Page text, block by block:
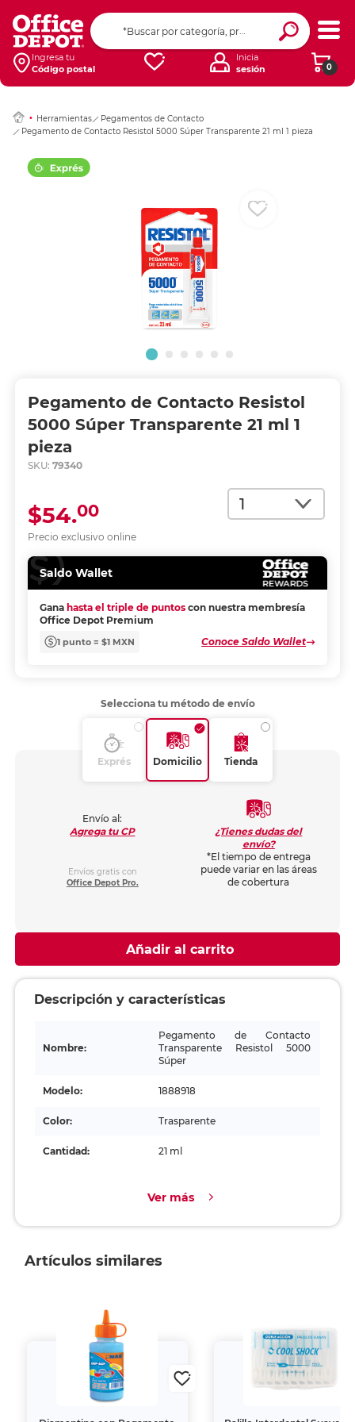
Ingresa tu
Código postal
0
Inicia
sesión
Herramientas
Pegamentos de Contacto
Pegamento de Contacto Resistol 5000 Súper Transparente 21 ml 1 pieza
Pegamento de Contacto Resistol
5000 Súper Transparente 21 ml 1
pieza
SKU: 79340
Cantidad
Precio exclusivo online
$54.00
Saldo Wallet
Gana hasta el triple de puntos con nuestra membresía
Office Depot Premium
1 punto = $1 MXN Conoce Saldo Wallet
Ingresar Codigo
Selecciona tu método de envío
Exprés Domicilio Tienda
Envío al:
Agrega tu CP
Envíos gratis con
Office Depot Pro.
¿Tienes dudas del
envío?
*El tiempo de entrega
puede variar en las áreas
de cobertura
Añadir al carrito
Descripción y características
Nombre:
Pegamento de Contacto
Transparente Resistol 5000
Súper
Modelo: 1888918
Color: Trasparente
Cantidad: 21 ml
Ver más
Artículos similares